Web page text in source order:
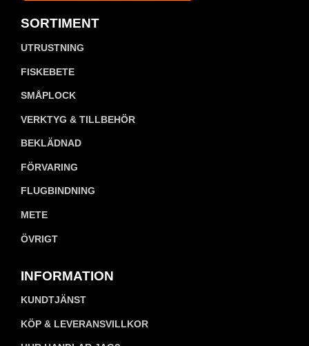
SORTIMENT
UTRUSTNING
FISKEBETE
SMÅPLOCK
VERKTYG & TILLBEHÖR
BEKLÄDNAD
FÖRVARING
FLUGBINDNING
METE
ÖVRIGT
INFORMATION
KUNDTJÄNST
KÖP & LEVERANSVILLKOR